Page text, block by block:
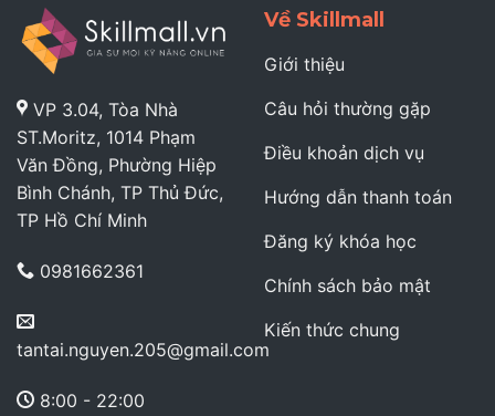
Trong
Cực
Nhanh
VP 3.04, Tòa Nhà
ST.Moritz, 1014 Phạm
Văn Đồng, Phường Hiệp
Bình Chánh, TP Thủ Đức,
TP Hồ Chí Minh
0981662361
tantai.nguyen.205@gmail.com
8:00 - 22:00
Về Skillmall
Giới thiệu
Câu hỏi thường gặp
Điều khoản dịch vụ
Hướng dẫn thanh toán
Đăng ký khóa học
Chính sách bảo mật
Kiến thức chung